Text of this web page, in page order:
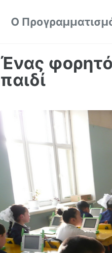
Ο
Ένας
παιδί